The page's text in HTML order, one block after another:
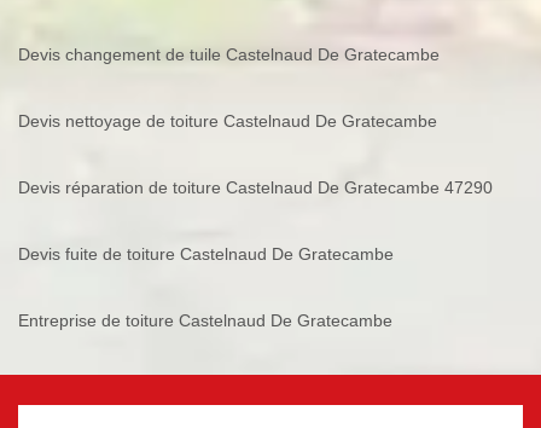
Devis changement de tuile Castelnaud De Gratecambe
Devis nettoyage de toiture Castelnaud De Gratecambe
Devis réparation de toiture Castelnaud De Gratecambe 47290
Devis fuite de toiture Castelnaud De Gratecambe
Entreprise de toiture Castelnaud De Gratecambe